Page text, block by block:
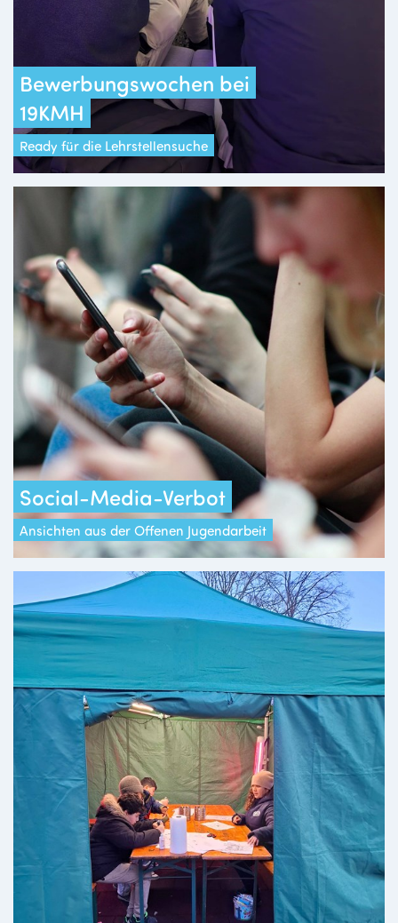
Bewerbungswochen bei
19KMH
Ready für die Lehrstellensuche
Social-Media-Verbot
Ansichten aus der Offenen Jugendarbeit